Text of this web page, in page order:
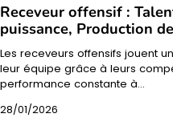
Receveur offensif :
puissance, Production
Les receveurs offensifs jouent
leur équipe grâce à leurs
performance constante à…
28/01/2026